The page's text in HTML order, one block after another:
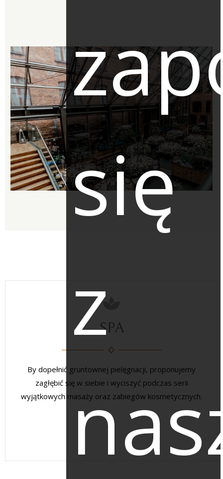
SPA
By dopełnić gruntownej pielęgnacji, proponujemy
zagłębić się w siebie i wyciszyć podczas serii
wyjątkowych masaży oraz zabiegów kosmetycznych.
się
z